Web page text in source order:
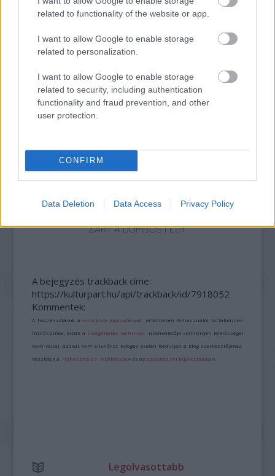
related to functionality of the website or app.
I want to allow Google to enable storage
related to personalization.
I want to allow Google to enable storage
related to security, including authentication
functionality and fraud prevention, and other
user protection.
CONFIRM
Data Deletion Data Access Privacy Policy
ELSTARTOLT A MŰVÉSZETEK VÖLGYE
AZ EMBERSÉG ÜNNEPE
ZÁRT A DOMBOS FEST
A bejegyzés trackback címe:
https://kulturpart.hu/api/trackback/id/7918052
Kommentek:
A hozzászólások avonatkozó jogszabályok értelmében felhasználói tartalomnak
minősülnek, értük a szolgáltatás technikai üzemeltetője semmilyen felelősséget
nem vállal, azokat nem ellenőrzi. Kifogás esetén forduljon a blog szerkesztőjéhez.
Részletek a Felhasználási feltételekben és azadatvédelmi tájékoztatóban
Legolvasottabb